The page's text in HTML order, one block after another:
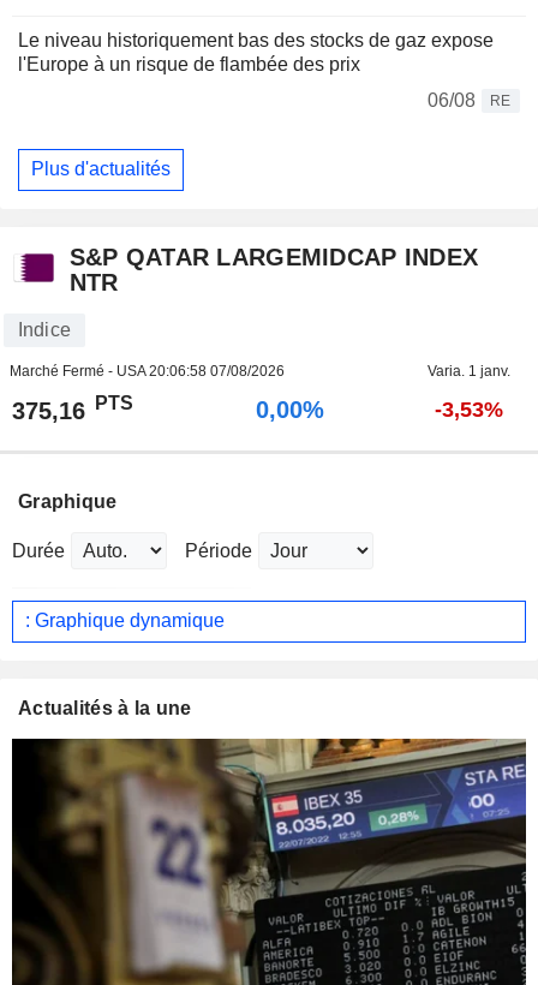
Le niveau historiquement bas des stocks de gaz expose
l'Europe à un risque de flambée des prix
06/08
RE
Plus d'actualités
S&P QATAR LARGEMIDCAP INDEX
NTR
Indice
Marché Fermé - USA20:06:58 07/08/2026 Varia. 1 janv.
375,16 PTS 0,00% -3,53%
Graphique
Durée Période
: Graphique dynamique
Actualités à la une